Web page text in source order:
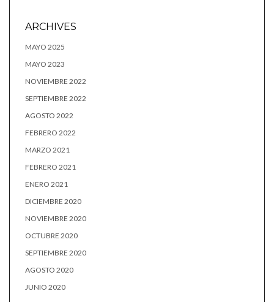
ARCHIVES
MAYO 2025
MAYO 2023
NOVIEMBRE 2022
SEPTIEMBRE 2022
AGOSTO 2022
FEBRERO 2022
MARZO 2021
FEBRERO 2021
ENERO 2021
DICIEMBRE 2020
NOVIEMBRE 2020
OCTUBRE 2020
SEPTIEMBRE 2020
AGOSTO 2020
JUNIO 2020